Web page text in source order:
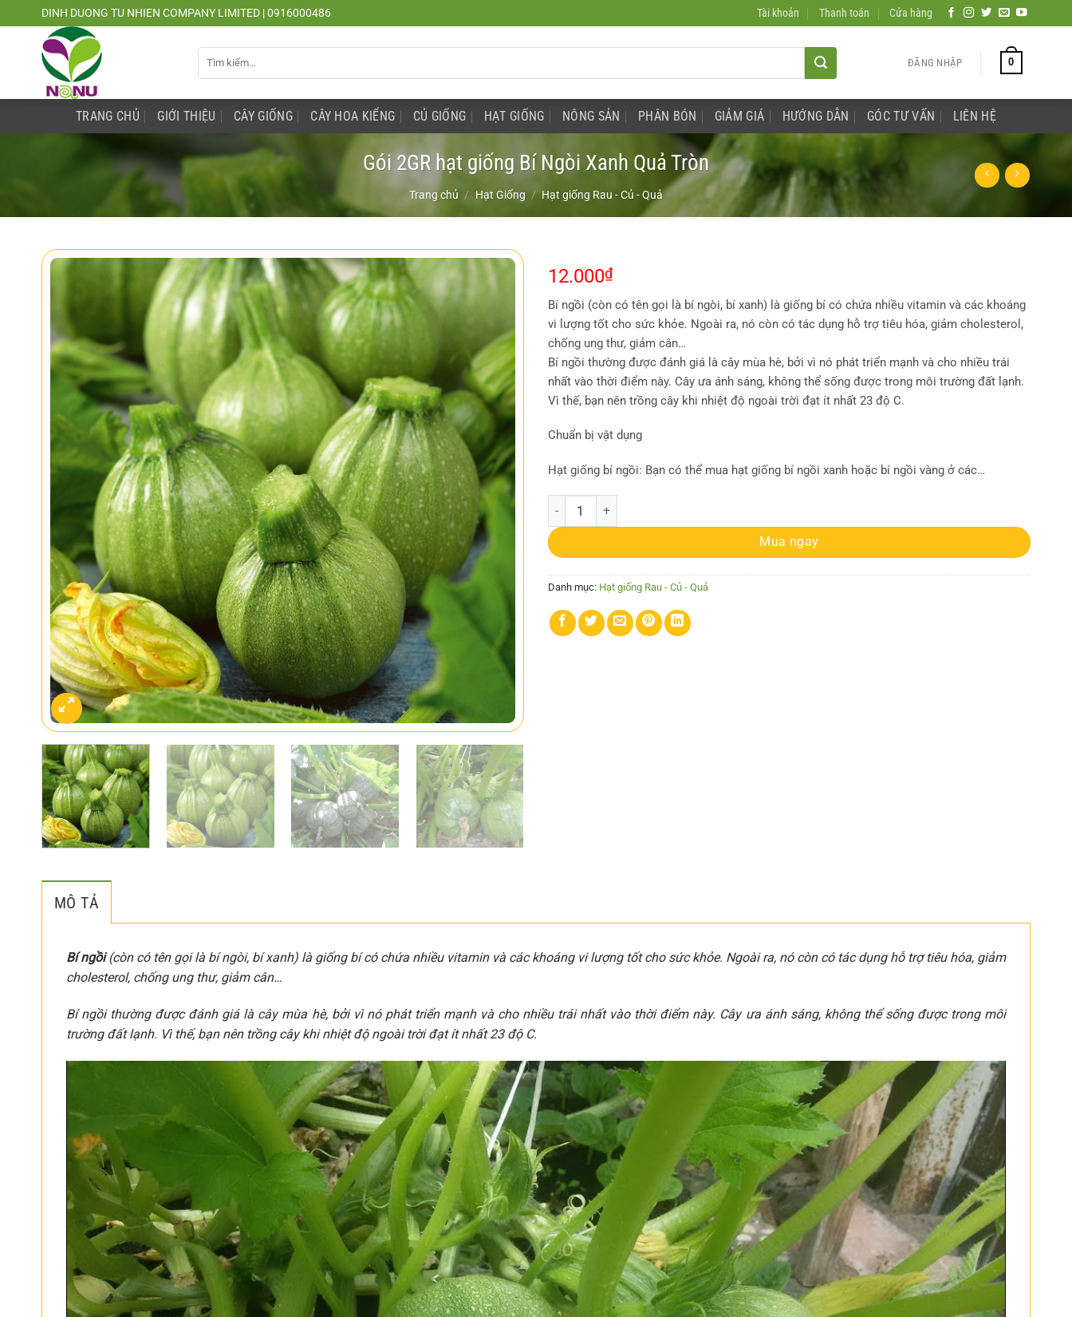
đến
DINH DUONG TU NHIEN COMPANY LIMITED | 0916000486 Tài khoản Thanh toán Cửa hàng
kiếm:
ĐĂNG NHẬP 0
TRANG CHỦ GIỚI THIỆU CÂY GIỐNG CÂY HOA KIỂNG CỦ GIỐNG HẠT GIỐNG NÔNG SẢN PHÂN BÓN GIẢM GIÁ HƯỚNG DẪN GÓC TƯ VẤN LIÊN HỆ
Gói 2GR hạt giống Bí Ngòi Xanh Quả Tròn
Trang chủ / Hạt Giống / Hạt giống Rau - Củ - Quả
12.000₫
Bí ngồi (còn có tên gọi là bí ngòi, bí xanh) là giống bí có chứa nhiều vitamin và các khoáng
vi lượng tốt cho sức khỏe. Ngoài ra, nó còn có tác dụng hỗ trợ tiêu hóa, giảm cholesterol,
chống ung thư, giảm cân…
Bí ngồi thường được đánh giá là cây mùa hè, bởi vì nó phát triển mạnh và cho nhiều trái
nhất vào thời điểm này. Cây ưa ánh sáng, không thể sống được trong môi trường đất lạnh.
Vì thế, bạn nên trồng cây khi nhiệt độ ngoài trời đạt ít nhất 23 độ C.
Chuẩn bị vật dụng
Hạt giống bí ngồi: Bạn có thể mua hạt giống bí ngồi xanh hoặc bí ngồi vàng ở các…
Gói 2GR hạt giống Bí Ngòi Xanh Quả Tròn số lượng
Mua ngay
Danh mục: Hạt giống Rau - Củ - Quả
MÔ TẢ
Bí ngồi(còn có tên gọi là bí ngòi, bí xanh) là giống bí có chứa nhiều vitamin và các khoáng vi lượng tốt cho sức khỏe. Ngoài ra, nó còn có tác dụng hỗ trợ tiêu hóa, giảm
cholesterol, chống ung thư, giảm cân…
Bí ngồi thường được đánh giá là cây mùa hè, bởi vì nó phát triển mạnh và cho nhiều trái nhất vào thời điểm này. Cây ưa ánh sáng, không thể sống được trong môi
trường đất lạnh. Vì thế, bạn nên trồng cây khi nhiệt độ ngoài trời đạt ít nhất 23 độ C.